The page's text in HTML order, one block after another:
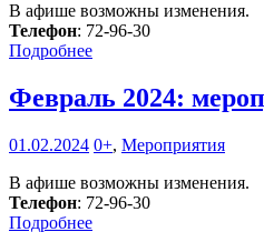
В афише возможны изменения.
Телефон: 72-96-30
Подробнее
Февраль 2024:
01.02.2024 0+, Мероприятия
В афише возможны изменения.
Телефон: 72-96-30
Подробнее